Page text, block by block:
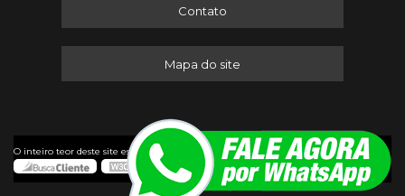
Contato
Mapa do site
O inteiro teor deste site está sujeito à proteção de direitos autorais. Copyright ©
Itaserv Máquinas (Lei 9610 de 19/02/1998)